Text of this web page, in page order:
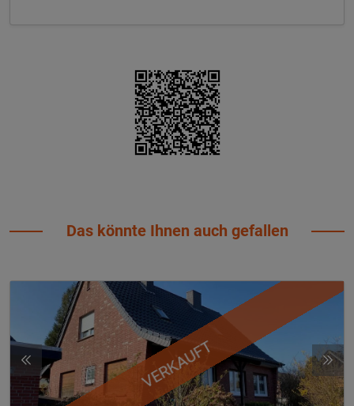
Das könnte Ihnen auch gefallen
VERKAUFT